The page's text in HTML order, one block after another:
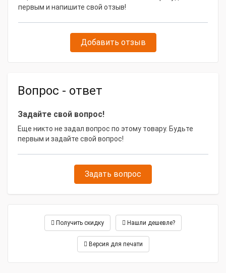
Масса, кг
пневматического оборудования и прочих задач. Малые
Тип привода – , гарантирующий легкий запуск
пневмокомпрессора. Он отличается легким
первым и напишите свой отзыв!
Добавить отзыв
Вопрос - ответ
Задайте свой вопрос!
Еще никто не задал вопрос по этому товару. Будьте
первым и задайте свой вопрос!
Задать вопрос
Получить скидку Нашли дешевле?
Версия для печати